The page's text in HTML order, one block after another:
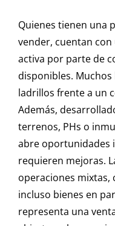
Quienes tienen una
vender, cuentan
activa por parte de
disponibles.
ladrillos frente a un
Además,
terrenos, PHs o
abre oportunidades
requieren mejoras.
operaciones mixtas,
incluso bienes en
representa una